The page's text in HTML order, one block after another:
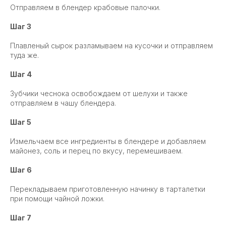
Отправляем в блендер крабовые палочки.
Шаг 3
Плавленый сырок разламываем на кусочки и отправляем
туда же.
Шаг 4
Зубчики чеснока освобождаем от шелухи и также
отправляем в чашу блендера.
Шаг 5
Измельчаем все ингредиенты в блендере и добавляем
майонез, соль и перец по вкусу, перемешиваем.
Шаг 6
Перекладываем приготовленную начинку в тарталетки
при помощи чайной ложки.
Шаг 7